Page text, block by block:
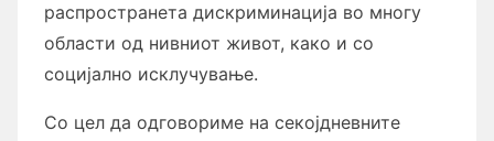
распространета дискриминација во многу
области од нивниот живот, како и со
социјално исклучување.
Со цел да одговориме на секојдневните